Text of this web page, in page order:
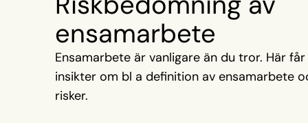
ensamarbete
Ensamarbete är vanligare än du tror. Här
insikter om bl a definition av ensamarbete
risker.